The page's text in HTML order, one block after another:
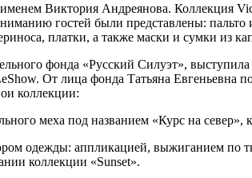
Виктория Андреянова. Коллекция
гостей были представлены:
платки, а также маски и сумки из
фонда «Русский Силуэт»,
От лица фонда Татьяна Евгеньевна
коллекции:
меха под названием «Курс на
одежды: аппликацией, выжиганием по
коллекции «Sunset».